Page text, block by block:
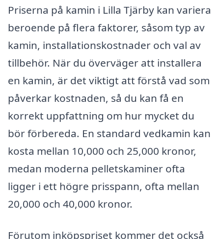
Priserna på kamin i Lilla Tjärby kan variera
beroende på flera faktorer, såsom typ av
kamin, installationskostnader och val av
tillbehör. När du överväger att installera
en kamin, är det viktigt att förstå vad som
påverkar kostnaden, så du kan få en
korrekt uppfattning om hur mycket du
bör förbereda. En standard vedkamin kan
kosta mellan 10,000 och 25,000 kronor,
medan moderna pelletskaminer ofta
ligger i ett högre prisspann, ofta mellan
20,000 och 40,000 kronor.
Förutom inköpspriset kommer det också